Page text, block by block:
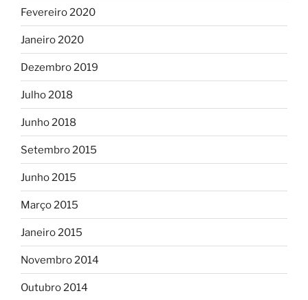
Fevereiro 2020
Janeiro 2020
Dezembro 2019
Julho 2018
Junho 2018
Setembro 2015
Junho 2015
Março 2015
Janeiro 2015
Novembro 2014
Outubro 2014